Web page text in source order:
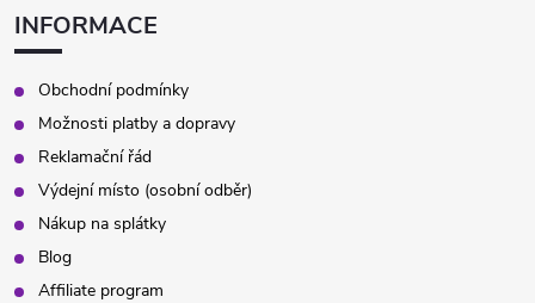
INFORMACE
Obchodní podmínky
Možnosti platby a dopravy
Reklamační řád
Výdejní místo (osobní odběr)
Nákup na splátky
Blog
Affiliate program